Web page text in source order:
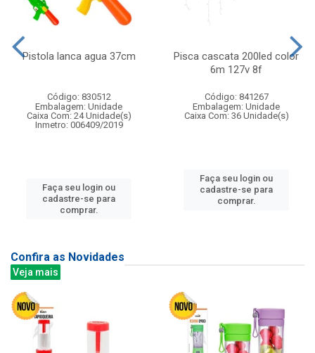
Pistola lanca agua 37cm
Código: 830512
Embalagem: Unidade
Caixa Com: 24 Unidade(s)
Inmetro: 006409/2019
Faça seu login ou
cadastre-se para
comprar.
Pisca cascata 200led color
6m 127v 8f
Código: 841267
Embalagem: Unidade
Caixa Com: 36 Unidade(s)
Faça seu login ou
cadastre-se para
comprar.
Confira as Novidades
Veja mais